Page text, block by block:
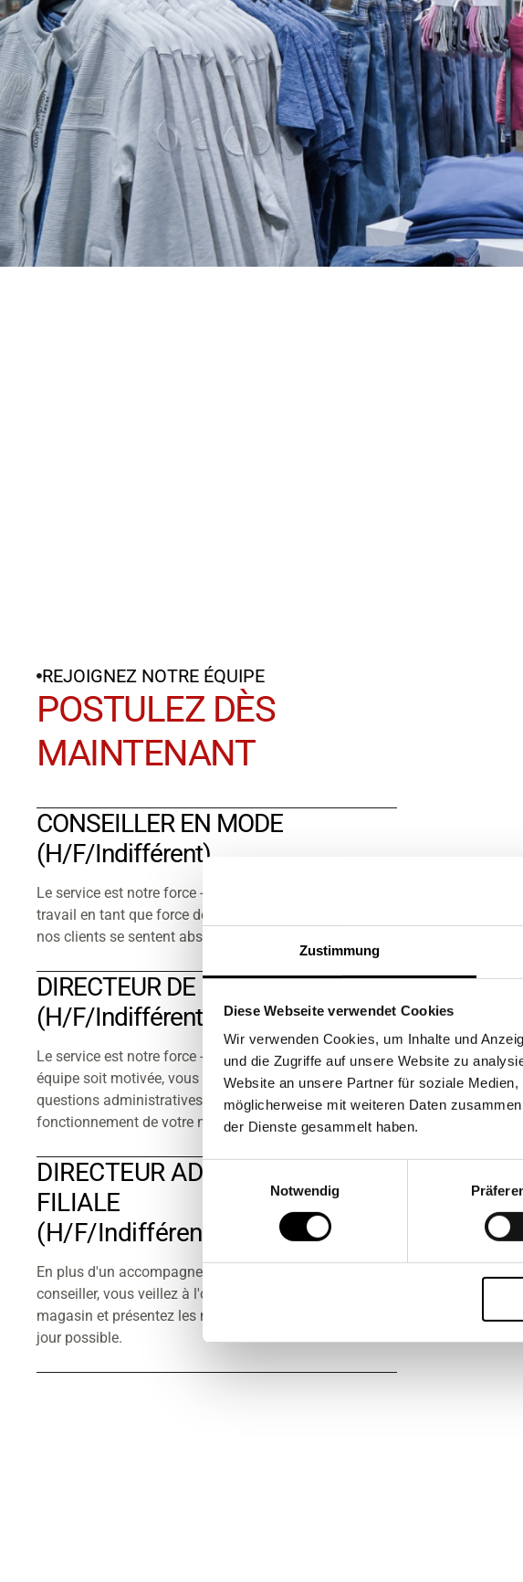
Zustimmung
Diese Webseite verwendet Cookies
Wir verwenden Cookies, um Inhalte und
und die Zugriffe auf unsere Website zu
Website an unsere Partner für soziale
möglicherweise mit weiteren Daten
der Dienste gesammelt haben.
Einwilligungsauswahl
Notwendig
REJOIGNEZ NOTRE ÉQUIPE
POSTULEZ DÈS
MAINTENANT
CONSEILLER EN MODE
(h/f/indifférent)
Le service est notre force - Par conséquent, c'est votre
travail en tant que force de vente de vous assurer que
nos clients se sentent absolument à l'aise chez nous !
DIRECTEUR DE MAGASIN
(h/f/indifférent)
Le service est notre force - vous veillez à ce que votre
équipe soit motivée, vous vous occupez de toutes les
questions administratives et vous assurez le bon
fonctionnement de votre magasin.
DIRECTEUR ADJOINT DE LA
FILIALE
(h/f/indifférent)
En plus d'un accompagnement individuel en tant que
conseiller, vous veillez à l'organisation au sein du
magasin et présentez les marchandises sous le meilleur
jour possible.